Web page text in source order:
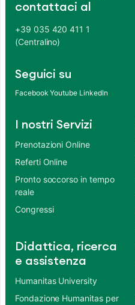
contattaci al
+39 035 420 411 1
(Centralino)
Seguici su
Facebook Youtube LinkedIn
I nostri Servizi
Prenotazioni Online
Referti Online
Pronto soccorso in tempo
reale
Congressi
Didattica, ricerca
e assistenza
Humanitas University
Fondazione Humanitas per